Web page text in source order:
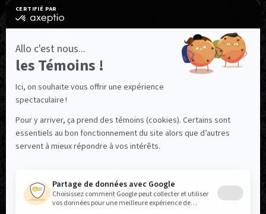
Ressources utiles
NOUS SUIVRE
Facebook
Instagram
LinkedIn